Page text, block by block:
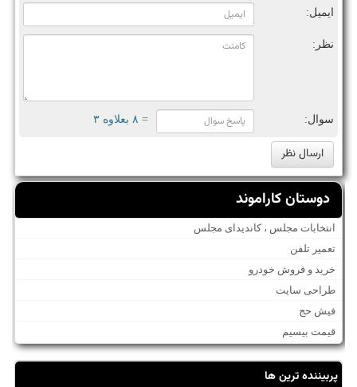
ایمیل:
نظر:
سوال: = ۸ بعلاوه ۳
دوستان کاراموند
انتخابات مجلس ، کاندیدای مجلس
تعمیر تلفن
خرید و فروش خودرو
طراحی سایت
فیش حج
قیمت بیسیم
پربیننده ترین ها